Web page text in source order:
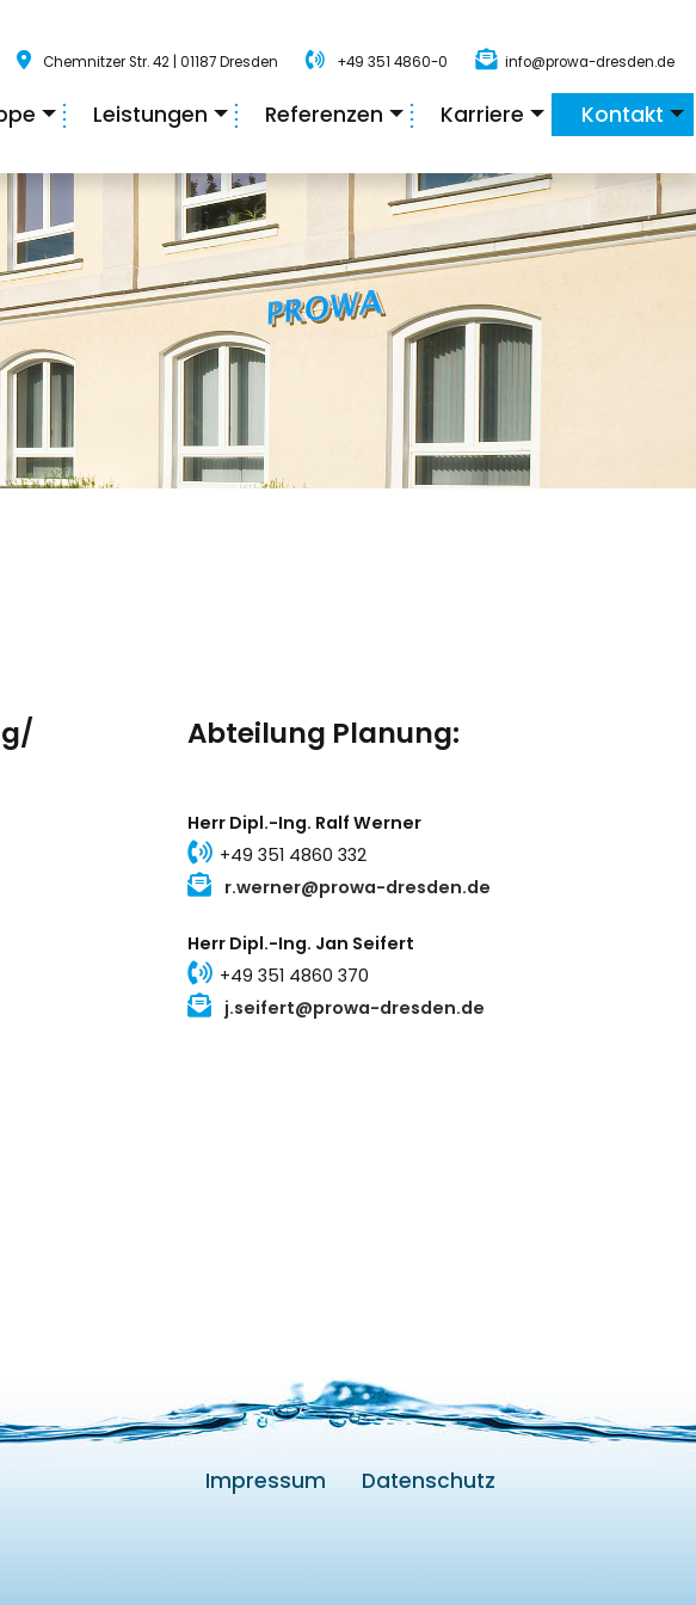
Chemnitzer Str. 42 | 01187 Dresden +49 351 4860-0 info@prowa-dresden.de
+ +
Leistungen +
Referenzen +
Karriere Kontakt
Abteilung Planung:
Herr Dipl.-Ing. Ralf Werner
+49 351 4860 332
r.werner@prowa-dresden.de
Herr Dipl.-Ing. Jan Seifert
+49 351 4860 370
j.seifert@prowa-dresden.de
Impressum Datenschutz